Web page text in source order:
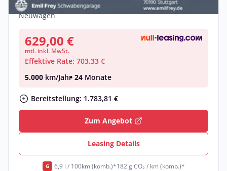
Diesel •Automatik •204 PS (150 kW)
Neuwagen
629,00 €
mtl. inkl. MwSt.
Effektive Rate: 703,33 €
5.000 km/Jahr• 24 Monate
Bereitstellung: 1.783,81 €
Zum Angebot
Leasing Details
G 6,9 l / 100km (komb.)*182 g CO₂ / km (komb.)*